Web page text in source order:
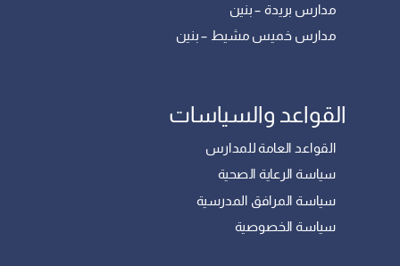
مدارس بريدة – بنين
مدارس خميس مشيط – بنين
القواعد والسياسات
القواعد العامة للمدارس
سياسة الرعاية الصحية
سياسة المرافق المدرسية
سياسة الخصوصية